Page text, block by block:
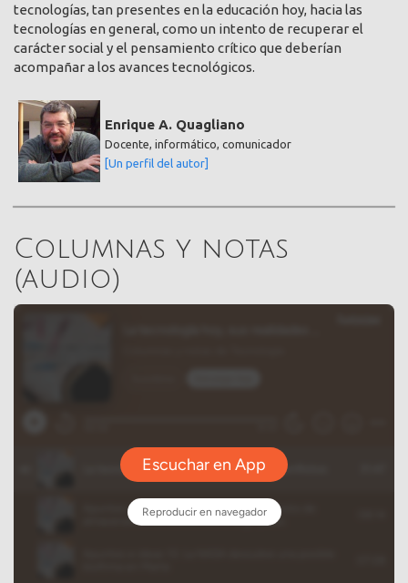
tecnologías, tan presentes en la educación hoy, hacia las
tecnologías en general, como un intento de recuperar el
carácter social y el pensamiento crítico que deberían
acompañar a los avances tecnológicos.
Enrique A. Quagliano
Docente, informático, comunicador
[Un perfil del autor]
Columnas y notas
(audio)